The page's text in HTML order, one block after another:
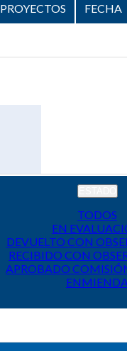
PROYECTOS FECHA
TODOS
EN
DEVUELTO CON
RECIBIDO CON
APROBADO
ENMIENDA